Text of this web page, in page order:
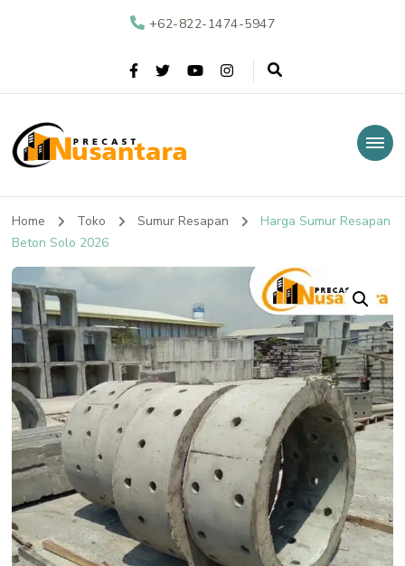
+62-822-1474-5947
Nusantara Precast
Home Toko Sumur Resapan
Harga Sumur Resapan
Beton Solo 2026